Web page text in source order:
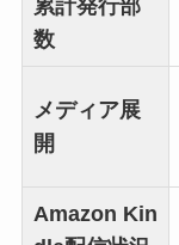
累計発行部
数
メディア展
開
Amazon Kin